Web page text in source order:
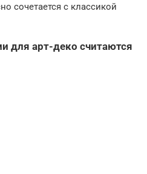
сочетается с классикой
для арт-деко считаются